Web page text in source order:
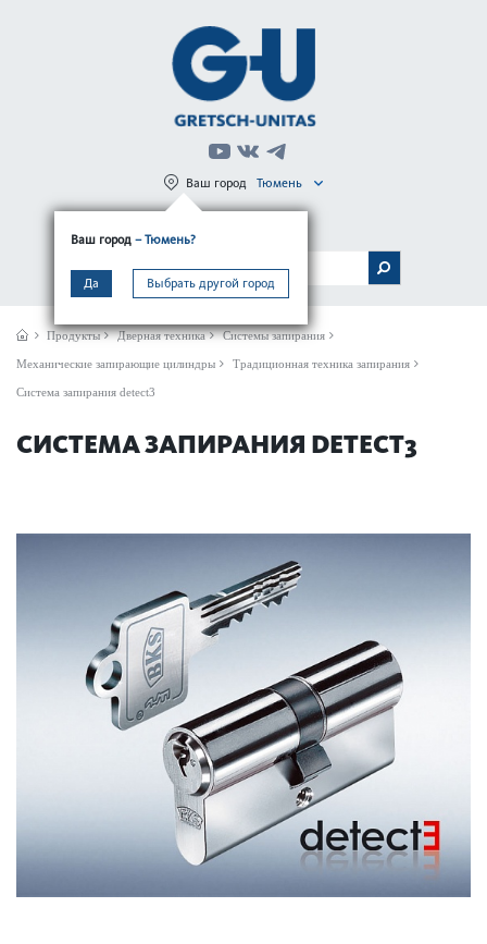
Ваш город – Тюмень?
Да Выбрать другой город
Ваш город Тюмень
МЕНЮ
Продукты Дверная техника Системы запирания
Механические запирающие цилиндры Традиционная техника запирания
Система запирания detect3
СИСТЕМА ЗАПИРАНИЯ DETECT3